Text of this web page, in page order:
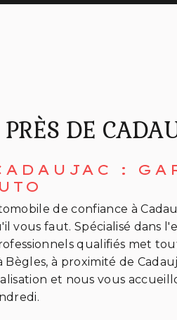
DE
:
de confiance à
vous faut. Spécialisé dans
qualifiés met
à proximité de
et nous vous